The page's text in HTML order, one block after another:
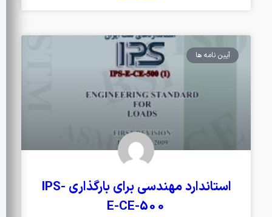
آیین نامه ها
استاندارد مهندسی برای بارگذاری IPS-
E-CE-500